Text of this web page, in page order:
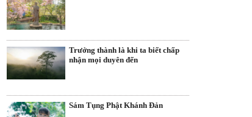
Trưởng thành là khi ta biết chấp
nhận mọi duyên đến
Sám Tụng Phật Khánh Đản